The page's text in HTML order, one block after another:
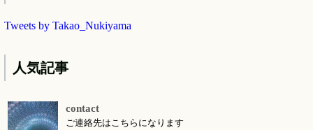
Tweets by Takao_Nukiyama
人気記事
contact
ご連絡先はこちらになります